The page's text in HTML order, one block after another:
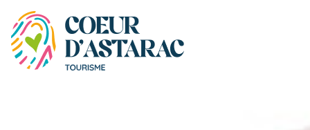
Panneau de gestion des cookies